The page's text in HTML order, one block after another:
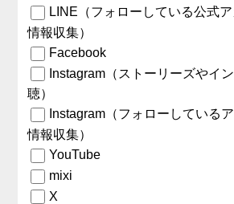
LINE（フォローしている公式
情報収集）
Facebook
Instagram（ストーリーズやイ
聴）
Instagram（フォローしている
情報収集）
YouTube
mixi
X